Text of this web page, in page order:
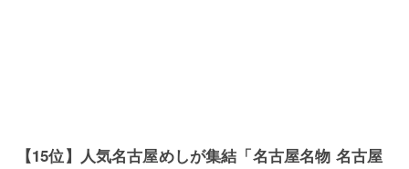
【15位】人気名古屋めしが集結「名古屋名物 名古屋